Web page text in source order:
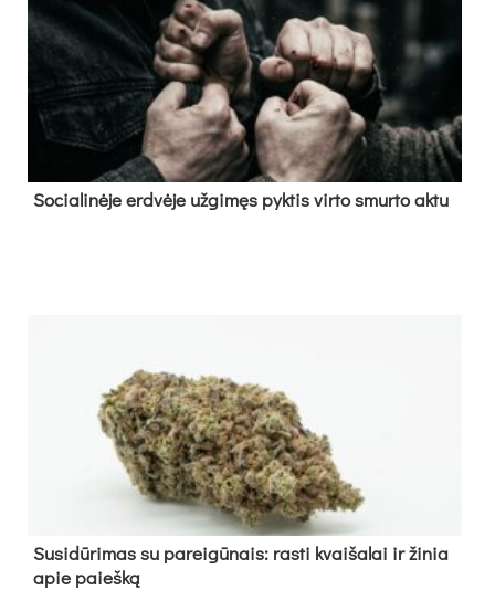
So­cia­li­nė­je erd­vė­je už­gi­męs pyk­tis vir­to smur­to ak­tu
Su­si­dū­ri­mas su pa­rei­gū­nais: ras­ti kvai­ša­lai ir ži­nia
apie paieš­ką